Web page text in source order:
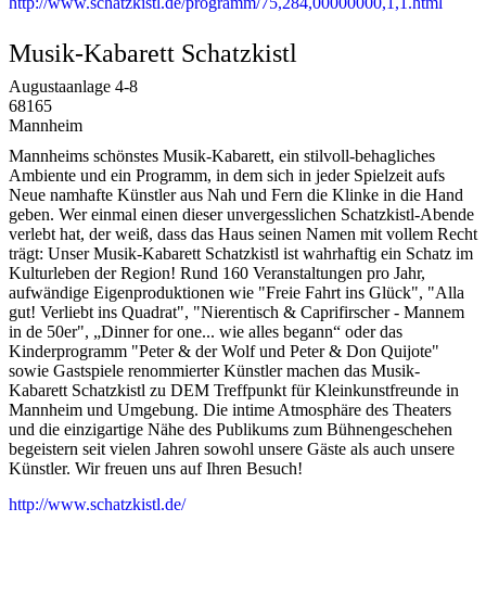
Musik-Kabarett Schatzkistl
Augustaanlage 4-8
68165
Mannheim
Mannheims schönstes Musik-Kabarett, ein stilvoll-behagliches
Ambiente und ein Programm, in dem sich in jeder Spielzeit aufs
Neue namhafte Künstler aus Nah und Fern die Klinke in die Hand
geben. Wer einmal einen dieser unvergesslichen Schatzkistl-Abende
verlebt hat, der weiß, dass das Haus seinen Namen mit vollem Recht
trägt: Unser Musik-Kabarett Schatzkistl ist wahrhaftig ein Schatz im
Kulturleben der Region! Rund 160 Veranstaltungen pro Jahr,
aufwändige Eigenproduktionen wie "Freie Fahrt ins Glück", "Alla
gut! Verliebt ins Quadrat", "Nierentisch & Caprifirscher - Mannem
in de 50er", „Dinner for one... wie alles begann“ oder das
Kinderprogramm "Peter & der Wolf und Peter & Don Quijote"
sowie Gastspiele renommierter Künstler machen das Musik-
Kabarett Schatzkistl zu DEM Treffpunkt für Kleinkunstfreunde in
Mannheim und Umgebung. Die intime Atmosphäre des Theaters
und die einzigartige Nähe des Publikums zum Bühnengeschehen
begeistern seit vielen Jahren sowohl unsere Gäste als auch unsere
Künstler. Wir freuen uns auf Ihren Besuch!
http://www.schatzkistl.de/